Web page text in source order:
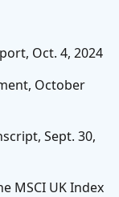
Oct. 4, 2024
October
Sept. 30,
MSCI UK Index